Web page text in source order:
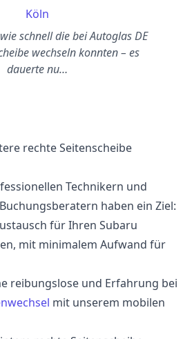
Köln
schnell die bei Autoglas DE
wechseln konnten – es
dauerte nu…
rechte Seitenscheibe
Technikern und
haben ein Ziel:
für Ihren Subaru
mit minimalem Aufwand für
reibungslose und Erfahrung bei
mit unserem mobilen